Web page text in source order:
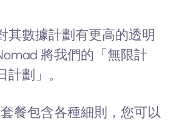
其數據計劃有更高的透明
將我們的「無限計
劃」。
餐包含各種細則，您可以